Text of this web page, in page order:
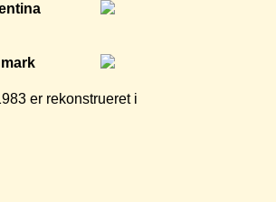
er rekonstrueret i